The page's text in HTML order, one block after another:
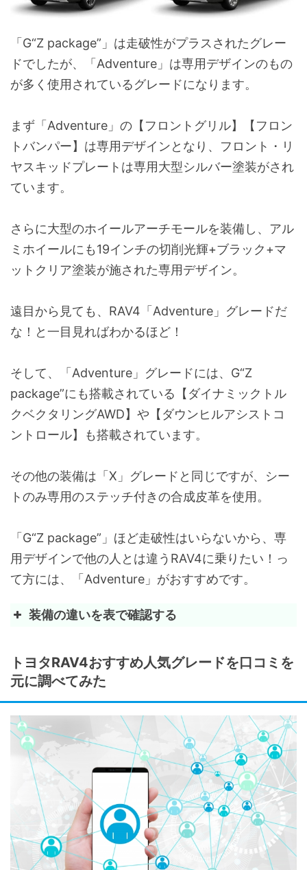
イルミネーテッドエントリーシステム -
パワーバックドア
(挟み込み防止機能・停止位置メモリー機能付)
バックカメラ
オプシ
(税込
ダウンヒルアシストコントロール -
マルチテレインセレクト
(MUD&SAND/NORMAL/ROCK&DIRT)
デジタルインナーミラー
防眩インナーミラー 自動
パワーバックドア
(挟み込み防止機能・停止位置メモリー機能付き)
装備済
「G“Z package”」は走破性がプラスされたグレー
ドでしたが、「Adventure」は専用デザインのもの
が多く使用されているグレードになります。
まず「Adventure」の【フロントグリル】【フロン
トバンパー】は専用デザインとなり、フロント・リ
ヤスキッドプレートは専用大型シルバー塗装がされ
ています。
さらに大型のホイールアーチモールを装備し、アル
ミホイールにも19インチの切削光輝+ブラック+マ
ットクリア塗装が施された専用デザイン。
遠目から見ても、RAV4「Adventure」グレードだ
な！と一目見ればわかるほど！
そして、「Adventure」グレードには、G“Z
package”にも搭載されている【ダイナミックトル
クベクタリングAWD】や【ダウンヒルアシストコ
ントロール】も搭載されています。
その他の装備は「X」グレードと同じですが、シー
トのみ専用のステッチ付きの合成皮革を使用。
「G“Z package”」ほど走破性はいらないから、専
用デザインで他の人とは違うRAV4に乗りたい！っ
て方には、「Adventure」がおすすめです。
装備の違いを表で確認する
ホイール・タイヤ
225/
(スーパ
フロントバンパー -
フロントグリル -
スキッドプレート シルバー
リヤサイドスポイラー ブラック
バックドアガーニッシュ カラー
トヨタRAV4おすすめ人気グレードを口コミを
元に調べてみた